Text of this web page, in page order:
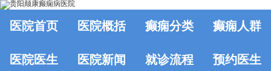
医院首页 医院概括 癫痫分类 癫痫人群
医院医生 医院新闻 就诊流程 预约医生